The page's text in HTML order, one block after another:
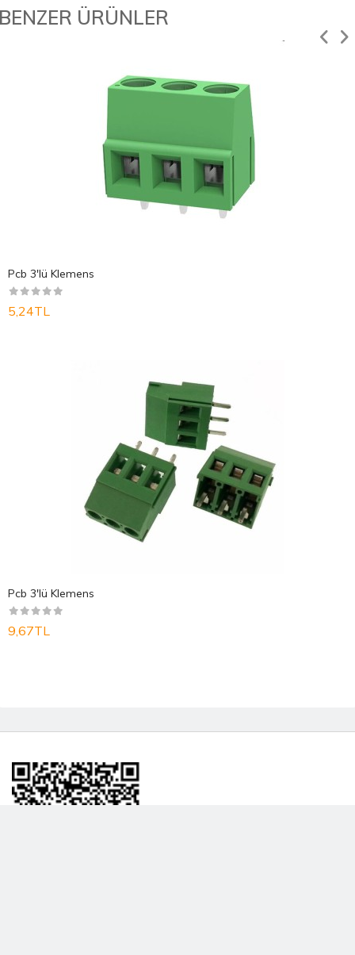
ÜRÜNLER
Pcb 3'lü Klemens
5,24TL
Pcb 3'lü Klemens
9,67TL